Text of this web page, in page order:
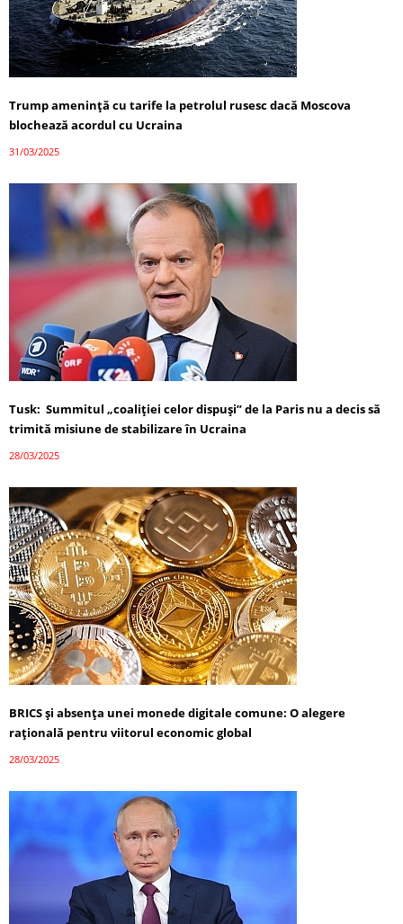
Trump amenință cu tarife la petrolul rusesc dacă Moscova
blochează acordul cu Ucraina
31/03/2025
Tusk: Summitul „coaliției celor dispuși” de la Paris nu a decis să
trimită misiune de stabilizare în Ucraina
28/03/2025
BRICS și absența unei monede digitale comune: O alegere
rațională pentru viitorul economic global
28/03/2025